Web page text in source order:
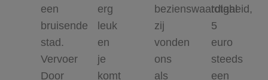
een
bruisende
stad.
Vervoer
Door
erg
leuk
en
je
komt
bezienswaardigheid,
zij
vonden
ons
als
totaal
5
euro
steeds
een